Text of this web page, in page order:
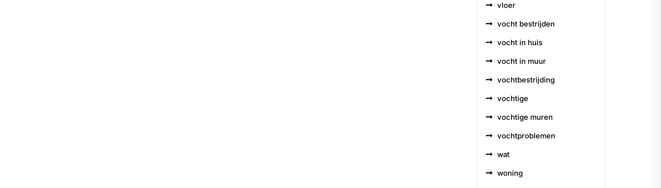
vloer
vocht bestrijden
vocht in huis
vocht in muur
vochtbestrijding
vochtige
vochtige muren
vochtproblemen
wat
woning